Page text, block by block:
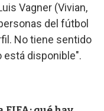
Vagner (Vivian,
del fútbol
No tiene sentido
está disponible".